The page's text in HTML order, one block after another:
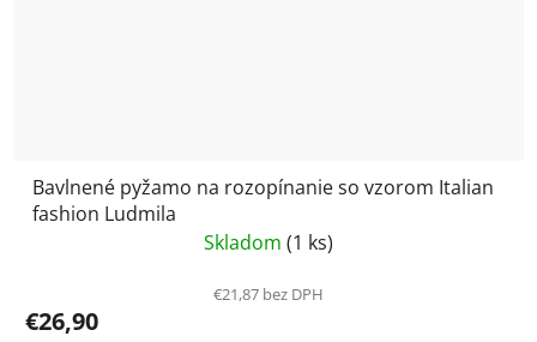
Bavlnené pyžamo na rozopínanie so vzorom Italian
fashion Ludmila
Skladom (1 ks)
€21,87 bez DPH
€26,90